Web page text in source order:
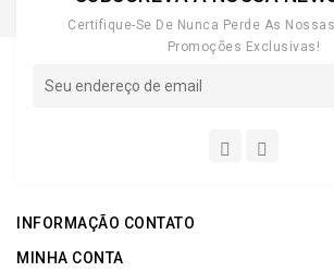
Certifique-Se De Nunca Perde As
Promoções Exclusivas!
INFORMAÇÃO CONTATO
MINHA CONTA